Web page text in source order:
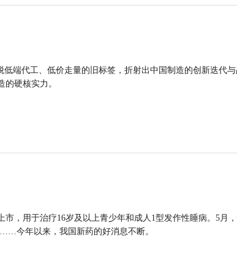
端代工、低价走量的旧标签，折射出中国制造的创新迭代
硬核实力。
，用于治疗16岁及以上青少年和成人1型发作性睡病。5月
今年以来，我国新药的好消息不断。